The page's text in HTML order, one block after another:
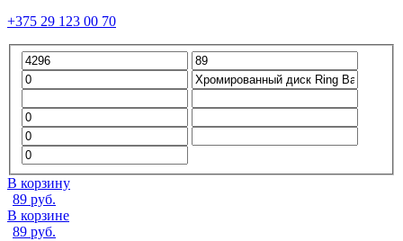
+375 29 123 00 70
В корзину
89 руб.
В корзине
89 руб.